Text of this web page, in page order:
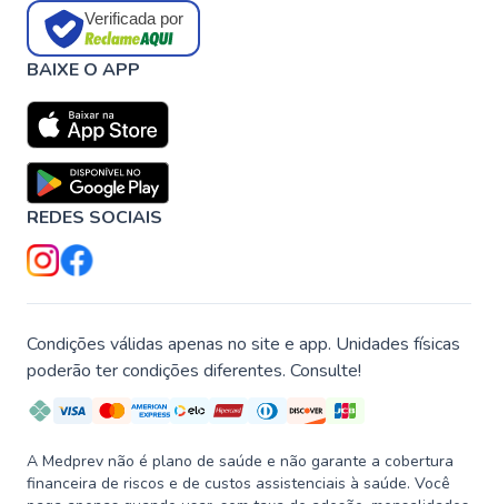
Verificada por
BAIXE O APP
REDES SOCIAIS
Condições válidas apenas no site e app. Unidades físicas
poderão ter condições diferentes. Consulte!
A Medprev não é plano de saúde e não garante a cobertura
financeira de riscos e de custos assistenciais à saúde. Você